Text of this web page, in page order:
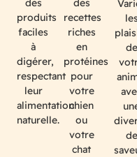
des
produits
faciles
à
digérer,
respectant
leur
alimentation
naturelle.
des
recettes
riches
en
protéines
pour
votre
chien
ou
votre
chat
les
de
de